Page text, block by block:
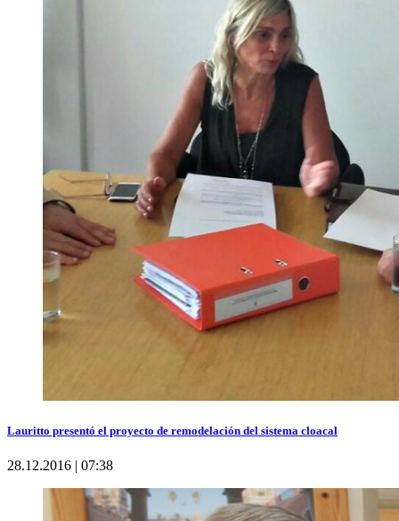
Lauritto presentó el proyecto de remodelación del sistema cloacal
28.12.2016 | 07:38